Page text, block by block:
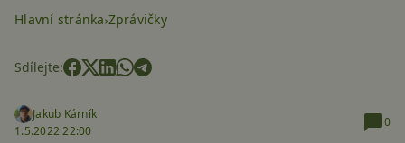
Hlavní stránka Zprávičky
Sdílejte:
Jakub Kárník
1.5.2022 22:00
0